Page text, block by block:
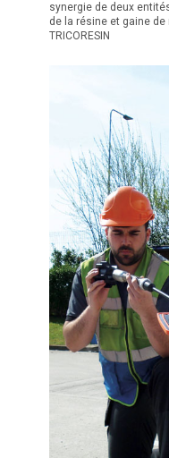
synergie de deux
de la résine et gaine de
TRICORESIN